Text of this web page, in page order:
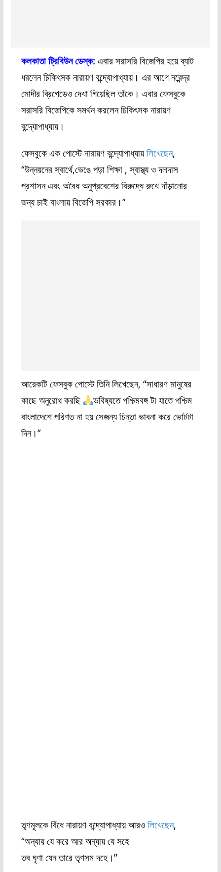
কলকাতা ট্রিবিউন ডেস্ক: এবার সরাসরি বিজেপির হয়ে ব্যাট
ধরলেন চিকিৎসক নারায়ণ বন্দ্যোপাধ্যায়। এর আগে নরেন্দ্র
মোদীর ব্রিগেডেও দেখা গিয়েছিল তাঁকে। এবার ফেসবুকে
সরাসরি বিজেপিকে সমর্থন করলেন চিকিৎসক নারায়ণ
বন্দ্যোপাধ্যায়।
ফেসবুকে এক পোস্টে নারায়ণ বন্দ্যোপাধ্যায়লিখেছেন,
“উন্নয়নের স্বার্থে,ভেঙে পড়া শিক্ষা , স্বাস্থ্য ও দলদাস
প্রশাসন এবং অবৈধ অনুপ্রবেশের বিরুদ্ধে রুখে দাঁড়ানোর
জন্য চাই বাংলায় বিজেপি সরকার।”
আরেকটি ফেসবুক পোস্টে তিনি লিখেছেন, “সাধারণ মানুষের
কাছে অনুরোধ করছি
ভবিষ্যতে পশ্চিমবঙ্গ টা যাতে পশ্চিম
বাংলাদেশে পরিণত না হয় সেজন্য চিন্তা ভাবনা করে ভোটটা
দিন।”
তৃণমূলকে বিঁধে নারায়ণ বন্দ্যোপাধ্যায় আরও লিখেছেন,
“অন্যায় যে করে আর অন্যায় যে সহে
তব ঘৃণা যেন তারে তৃণসম দহে।”